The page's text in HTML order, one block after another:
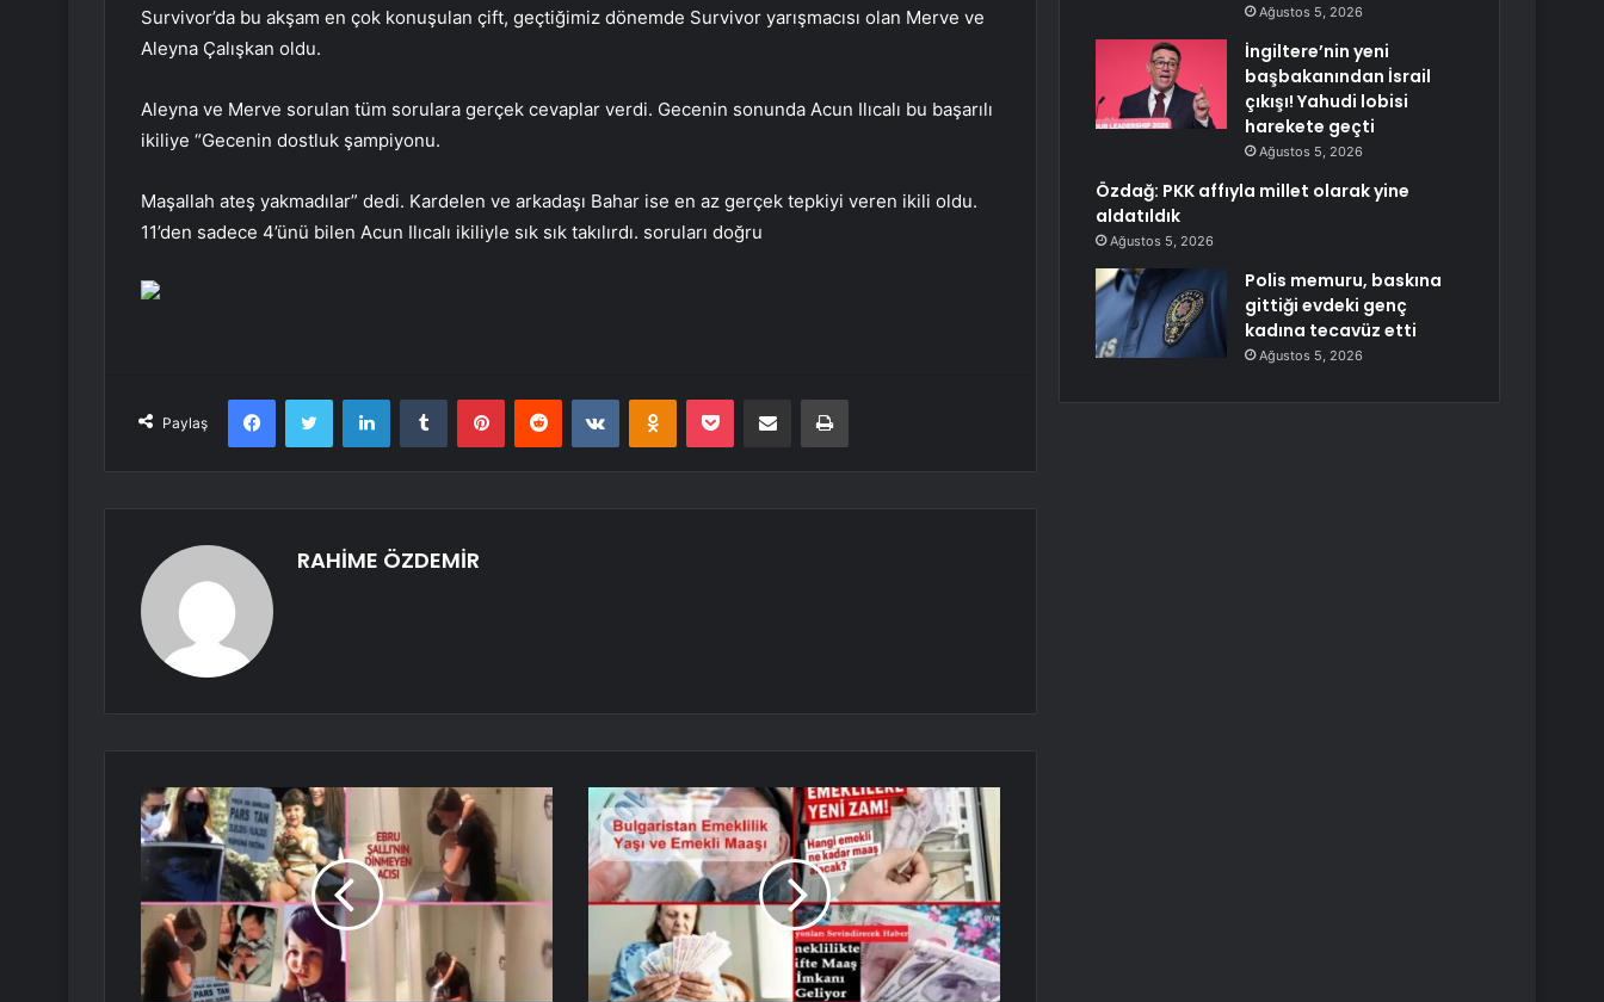
Survivor’da bu akşam en çok konuşulan çift, geçtiğimiz dönemde Survivor yarışmacısı olan Merve ve
Aleyna Çalışkan oldu.
Aleyna ve Merve sorulan tüm sorulara gerçek cevaplar verdi. Gecenin sonunda Acun Ilıcalı bu başarılı
ikiliye “Gecenin dostluk şampiyonu.
Maşallah ateş yakmadılar” dedi. Kardelen ve arkadaşı Bahar ise en az gerçek tepkiyi veren ikili oldu.
11’den sadece 4’ünü bilen Acun Ilıcalı ikiliyle sık sık takılırdı. soruları doğru
Paylaş
FacebookTwitter LinkedInTumblr PinterestReddit VKontakteOdnoklassniki
Pocket E-Posta ile paylaş Yazdır
RAHİME ÖZDEMİR
Ağustos 5, 2026
İngiltere’nin yeni
başbakanından İsrail
çıkışı! Yahudi lobisi
harekete geçti
Ağustos 5, 2026
Özdağ: PKK affıyla millet olarak yine
aldatıldık
Ağustos 5, 2026
Polis memuru, baskına
gittiği evdeki genç
kadına tecavüz etti
Ağustos 5, 2026